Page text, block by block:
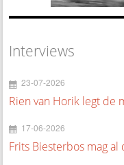
Interviews
23-07-2026
Rien van Horik legt de
17-06-2026
Frits Biesterbos mag al